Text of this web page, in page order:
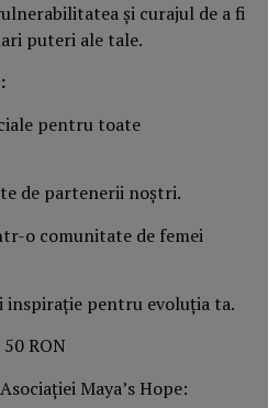
și curajul de a fi
puteri ale tale.
pentru toate
de partenerii noștri.
o comunitate de femei
pentru evoluția ta.
RON
Maya’s Hope: